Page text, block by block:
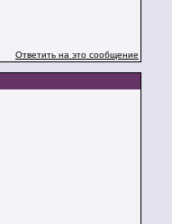
Ответить на это сообщение